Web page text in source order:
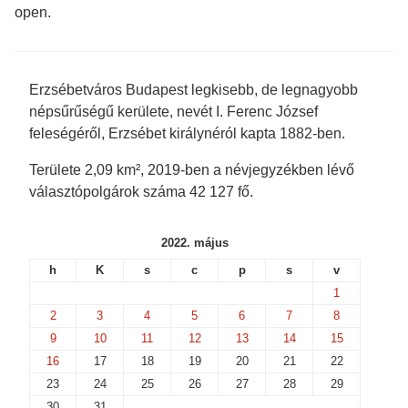
e
e
w
w
i
n
d
)
w
w
i
n
d
o
w
i
n
d
o
w
w
i
n
d
o
w
open.
Erzsébetváros Budapest legkisebb, de legnagyobb
népsűrűségű kerülete, nevét I. Ferenc József
feleségéről, Erzsébet királynéról kapta 1882-ben.
Területe 2,09 km², 2019-ben a névjegyzékben lévő
választópolgárok száma 42 127 fő.
2022. május
h
K s c p s
v
1
2
3 4 5 6 7
8
9
10 11 12 13 14
15
16
17 18 19 20 21
22
23
24 25 26 27 28
29